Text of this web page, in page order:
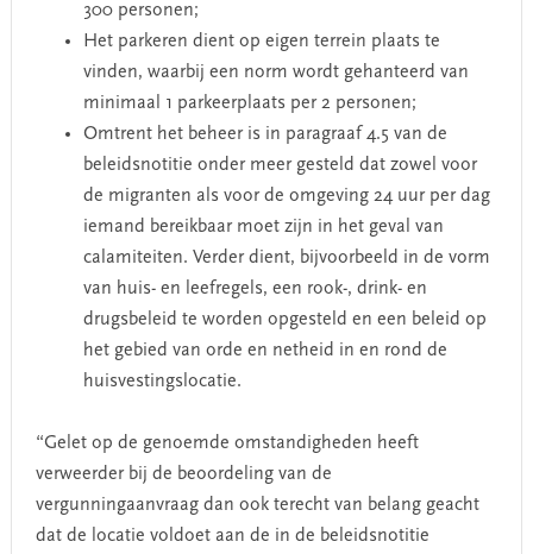
300 personen;
Het parkeren dient op eigen terrein plaats te
vinden, waarbij een norm wordt gehanteerd van
minimaal 1 parkeerplaats per 2 personen;
Omtrent het beheer is in paragraaf 4.5 van de
beleidsnotitie onder meer gesteld dat zowel voor
de migranten als voor de omgeving 24 uur per dag
iemand bereikbaar moet zijn in het geval van
calamiteiten. Verder dient, bijvoorbeeld in de vorm
van huis- en leefregels, een rook-, drink- en
drugsbeleid te worden opgesteld en een beleid op
het gebied van orde en netheid in en rond de
huisvestingslocatie.
“Gelet op de genoemde omstandigheden heeft
verweerder bij de beoordeling van de
vergunningaanvraag dan ook terecht van belang geacht
dat de locatie voldoet aan de in de beleidsnotitie